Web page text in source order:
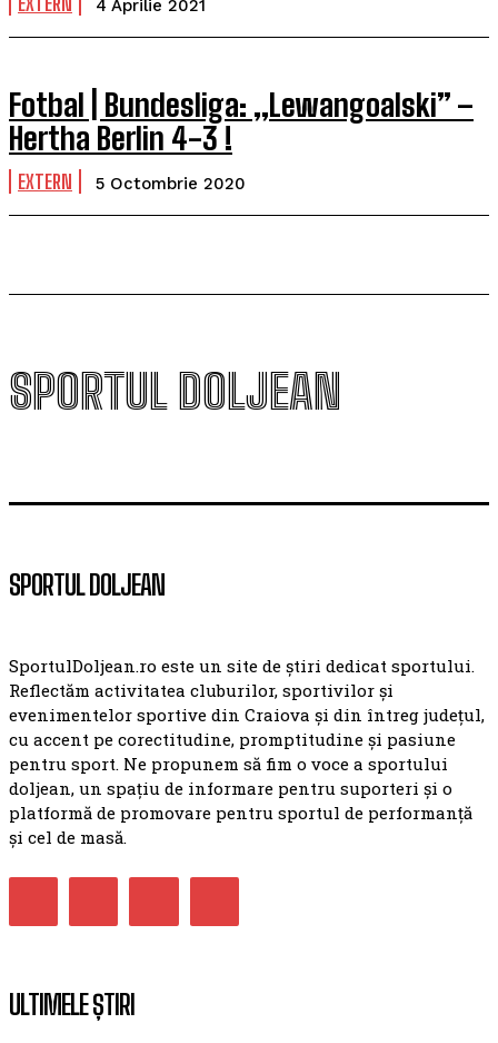
4 Aprilie 2021
Fotbal | Bundesliga: „Lewangoalski” –
Hertha Berlin 4-3 !
EXTERN 5 Octombrie 2020
SPORTUL DOLJEAN
SPORTUL DOLJEAN
SportulDoljean.ro este un site de știri dedicat sportului.
Reflectăm activitatea cluburilor, sportivilor și
evenimentelor sportive din Craiova și din întreg județul,
cu accent pe corectitudine, promptitudine și pasiune
pentru sport. Ne propunem să fim o voce a sportului
doljean, un spațiu de informare pentru suporteri și o
platformă de promovare pentru sportul de performanță
și cel de masă.
ULTIMELE ȘTIRI